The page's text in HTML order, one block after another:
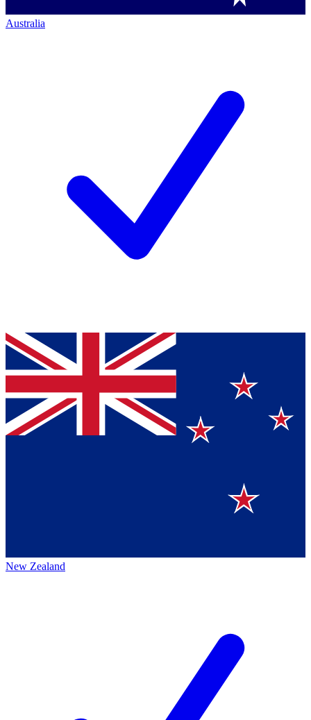
Australia
New Zealand